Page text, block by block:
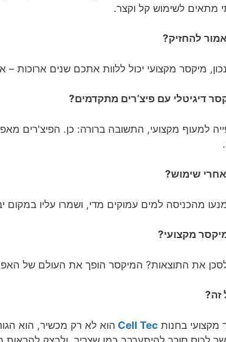
מתאים לשימוש קל וקצר.
להחזיק?
מיקסר מקצועי יכול ללוות אתכם שנים ארוכות –
דיגיטלי עם פיצ’רים מתקדמים?
למעוף מקצועי, התשובה ברורה: כן. הפיצ'רים
שימוש?
מהכניסה למים עמוקים מדי, ושמרו עליו במקום
מקצועי?
את התוצאות? המיקסר הופך את העולם של
זה?
בחנות Cell Tec הוא לא רק מכשיר, הוא